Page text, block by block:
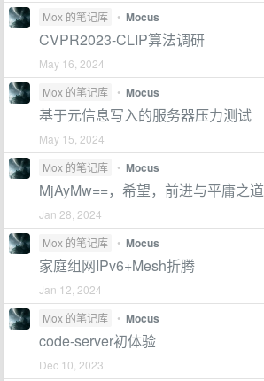
Mox 的笔记库
• Mocus
CVPR2023-CLIP算法调研
May 16, 2024
Mox 的笔记库
• Mocus
基于元信息写入的服务器压力测试
May 15, 2024
Mox 的笔记库
• Mocus
MjAyMw==，希望，前进与平庸之道
Jan 28, 2024
Mox 的笔记库
• Mocus
家庭组网IPv6+Mesh折腾
Jan 12, 2024
Mox 的笔记库
• Mocus
code-server初体验
Dec 10, 2023